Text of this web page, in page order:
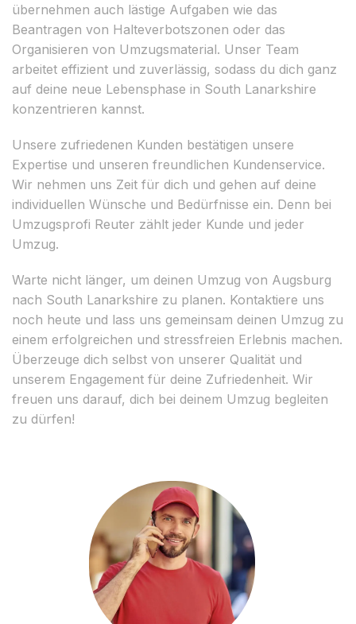
übernehmen auch lästige Aufgaben wie das
Beantragen von Halteverbotszonen oder das
Organisieren von Umzugsmaterial. Unser Team
arbeitet effizient und zuverlässig, sodass du dich ganz
auf deine neue Lebensphase in South Lanarkshire
konzentrieren kannst.
Unsere zufriedenen Kunden bestätigen unsere
Expertise und unseren freundlichen Kundenservice.
Wir nehmen uns Zeit für dich und gehen auf deine
individuellen Wünsche und Bedürfnisse ein. Denn bei
Umzugsprofi Reuter zählt jeder Kunde und jeder
Umzug.
Warte nicht länger, um deinen Umzug von Augsburg
nach South Lanarkshire zu planen. Kontaktiere uns
noch heute und lass uns gemeinsam deinen Umzug zu
einem erfolgreichen und stressfreien Erlebnis machen.
Überzeuge dich selbst von unserer Qualität und
unserem Engagement für deine Zufriedenheit. Wir
freuen uns darauf, dich bei deinem Umzug begleiten
zu dürfen!